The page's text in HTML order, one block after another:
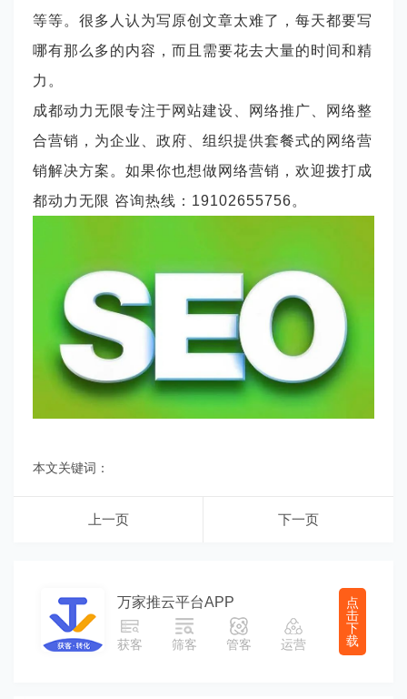
等等。很多人认为写原创文章太难了，每天都要写
哪有那么多的内容，而且需要花去大量的时间和精
力。
成都动力无限专注于网站建设、网络推广、网络整
合营销，为企业、政府、组织提供套餐式的网络营
销解决方案。如果你也想做网络营销，欢迎拨打成
都动力无限 咨询热线： 19102655756。
本文关键词：
上一页 下一页
万家推云平台APP
获客 筛客 管客 运营
点
击
下
载